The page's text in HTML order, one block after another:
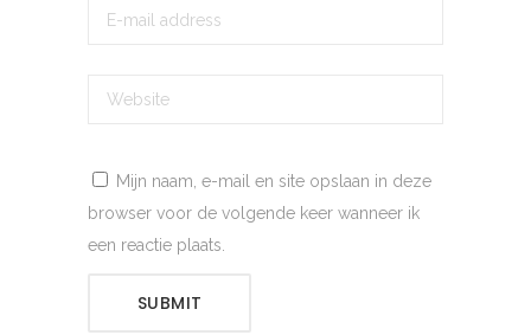
Mijn naam, e-mail en site opslaan in deze
browser voor de volgende keer wanneer ik
een reactie plaats.
SUBMIT